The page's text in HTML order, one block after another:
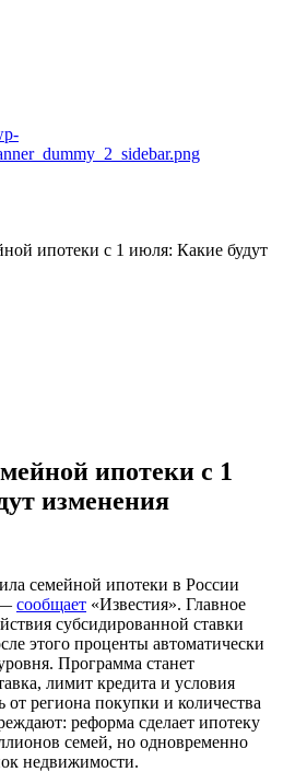
ипотеки с 1 июля: Какие будут
ипотеки с 1
изменения
семейной ипотеки в России
— сообщает «Известия». Главное
субсидированной ставки
этого проценты автоматически
Программа станет
лимит кредита и условия
от региона покупки и количества
реформа сделает ипотеку
семей, но одновременно
недвижимости.